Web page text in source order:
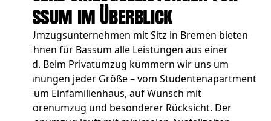
Bassum im Überblick
Als Umzugsunternehmen mit Sitz in Bremen bieten
wir Ihnen für Bassum alle Leistungen aus einer
Hand. Beim Privatumzug kümmern wir uns um
Wohnungen jeder Größe – vom Studentenapartment
bis zum Einfamilienhaus, auf Wunsch mit
Seniorenumzug und besonderer Rücksicht. Der